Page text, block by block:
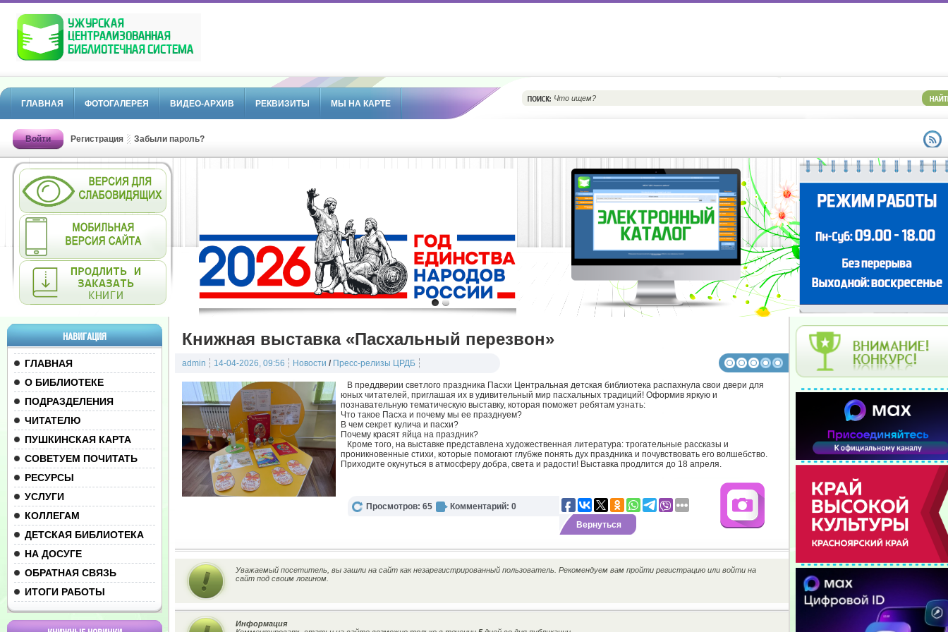
ГЛАВНАЯ ФОТОГАЛЕРЕЯ ВИДЕО-АРХИВ РЕКВИЗИТЫ МЫ НА КАРТЕ
Войти Регистрация Забыли пароль?
НАВИГАЦИЯ
ГЛАВНАЯ
О БИБЛИОТЕКЕ
ПОДРАЗДЕЛЕНИЯ
ЧИТАТЕЛЮ
ПУШКИНСКАЯ КАРТА
СОВЕТУЕМ ПОЧИТАТЬ
РЕСУРСЫ
УСЛУГИ
КОЛЛЕГАМ
ДЕТСКАЯ БИБЛИОТЕКА
НА ДОСУГЕ
ОБРАТНАЯ СВЯЗЬ
ИТОГИ РАБОТЫ
Книжная выставка «Пасхальный перезвон»
admin 14-04-2026, 09:56 Новости / Пресс-релизы ЦРДБ
В преддверии светлого праздника Пасхи Центральная детская библиотека распахнула свои двери для
юных читателей, приглашая их в удивительный мир пасхальных традиций! Оформив яркую и
познавательную тематическую выставку, которая поможет ребятам узнать:
Что такое Пасха и почему мы ее празднуем?
В чем секрет кулича и пасхи?
Почему красят яйца на праздник?
Кроме того, на выставке представлена художественная литература: трогательные рассказы и
проникновенные стихи, которые помогают глубже понять дух праздника и почувствовать его волшебство.
Приходите окунуться в атмосферу добра, света и радости! Выставка продлится до 18 апреля.
Просмотров: 65
Комментарий: 0
Вернуться
Уважаемый посетитель, вы зашли на сайт как незарегистрированный пользователь. Рекомендуем вам пройти регистрацию или войти на
сайт под своим логином.
Информация